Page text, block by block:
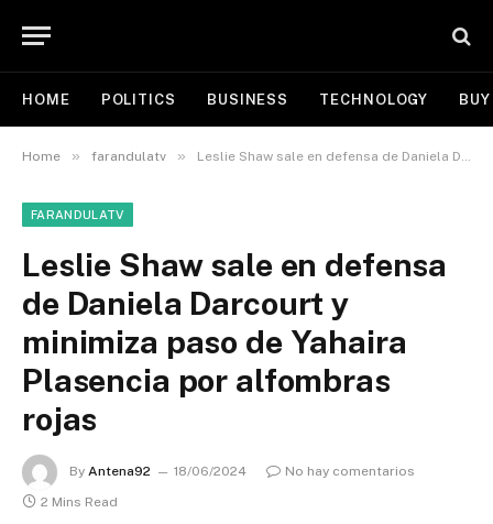
HOME POLITICS BUSINESS TECHNOLOGY
Home » farandulatv » Leslie Shaw sale en defensa de Daniela Darcourt y minimiza paso de Yahaira Plasencia por alfombras rojas
FARANDULATV
Leslie Shaw sale en defensa
de Daniela Darcourt y
minimiza paso de Yahaira
Plasencia por alfombras
rojas
By Antena92 18/06/2024
No hay comentarios
2 Mins Read